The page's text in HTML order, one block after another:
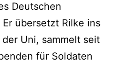
Deutschen
übersetzt Rilke ins
Uni, sammelt seit
für Soldaten